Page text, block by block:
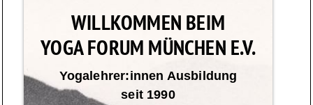
WILLKOMMEN BEIM
YOGA FORUM MÜNCHEN E.V.
Yogalehrer:innen Ausbildung
seit 1990